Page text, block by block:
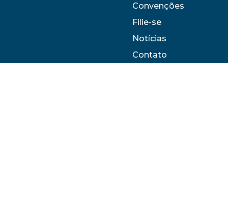
Convenções
Filie-se
Notícias
Contato